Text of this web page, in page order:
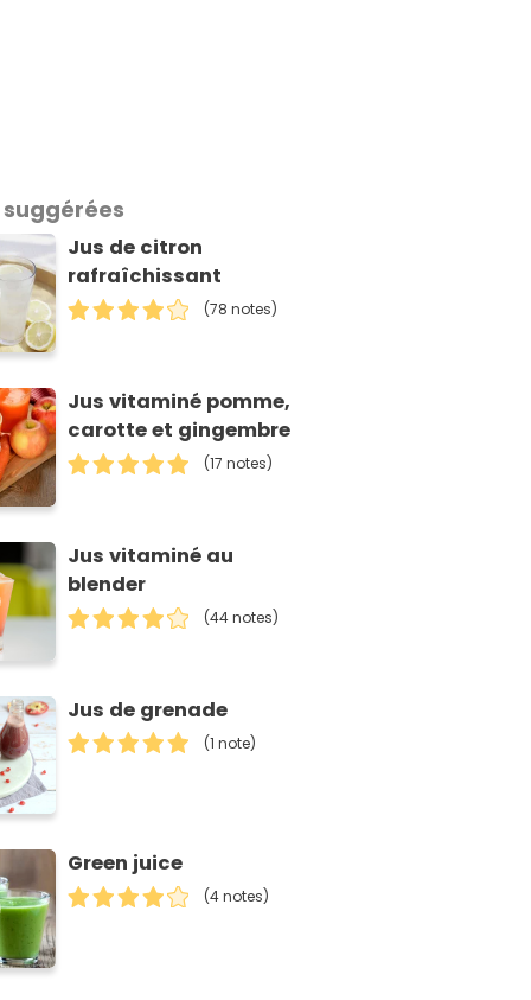
Jus de citron
rafraîchissant
(78 notes)
Jus vitaminé pomme,
carotte et gingembre
(17 notes)
Jus vitaminé au
blender
(44 notes)
Jus de grenade
(1 note)
Green juice
(4 notes)